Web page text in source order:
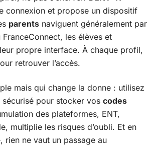
connexion et propose un dispositif
parents naviguent généralement par
FranceConnect, les élèves et
propre interface. À chaque profil,
retrouver l’accès.
mais qui change la donne : utilisez
sécurisé pour stocker vos codes
des plateformes, ENT,
multiplie les risques d’oubli. Et en
rien ne vaut un passage au